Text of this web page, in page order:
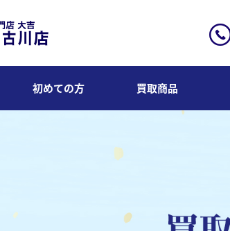
初めての方 買取商品